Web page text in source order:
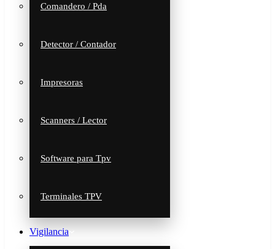
Comandero / Pda
Detector / Contador
Impresoras
Scanners / Lector
Software para Tpv
Terminales TPV
Vigilancia